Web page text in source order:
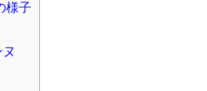
様子